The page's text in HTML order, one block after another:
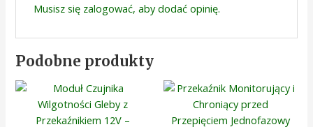
Musisz się zalogować, aby dodać opinię.
Podobne produkty